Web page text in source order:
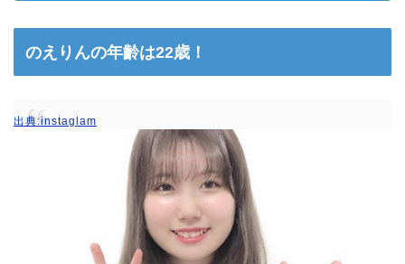
のえりんの年齡は22歳！
出典:instaglam